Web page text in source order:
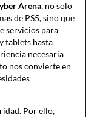
Arena, no solo
de PS5, sino que
servicios para
tablets hasta
necesaria
nos convierte en
Por ello,